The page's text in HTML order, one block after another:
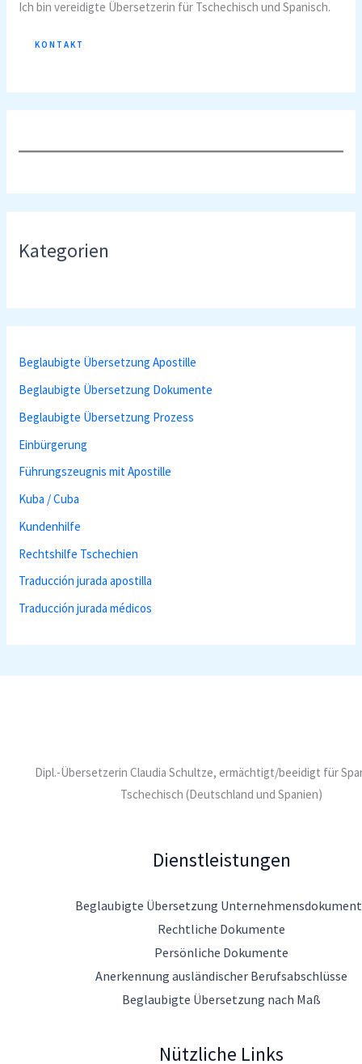
Ich bin vereidigte Übersetzerin für Tschechisch und Spanisch.
KONTAKT
Kategorien
Beglaubigte Übersetzung Apostille
Beglaubigte Übersetzung Dokumente
Beglaubigte Übersetzung Prozess
Einbürgerung
Führungszeugnis mit Apostille
Kuba / Cuba
Kundenhilfe
Rechtshilfe Tschechien
Traducción jurada apostilla
Traducción jurada médicos
Dipl.-Übersetzerin Claudia Schultze, ermächtigt/beeidigt für
Tschechisch (Deutschland und Spanien)
Dienstleistungen
Beglaubigte Übersetzung
Rechtliche Dokumente
Persönliche Dokumente
Anerkennung ausländischer Berufsabschlüsse
Beglaubigte Übersetzung nach Maß
Nützliche Links